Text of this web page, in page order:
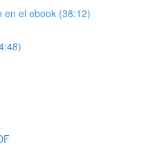
en el ebook (38:12)